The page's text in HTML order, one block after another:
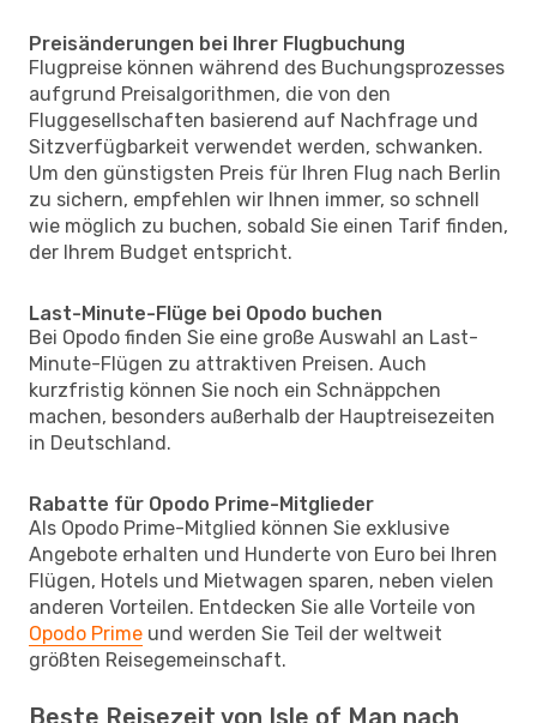
Preisänderungen bei Ihrer Flugbuchung
Flugpreise können während des Buchungsprozesses
aufgrund Preisalgorithmen, die von den
Fluggesellschaften basierend auf Nachfrage und
Sitzverfügbarkeit verwendet werden, schwanken.
Um den günstigsten Preis für Ihren Flug nach Berlin
zu sichern, empfehlen wir Ihnen immer, so schnell
wie möglich zu buchen, sobald Sie einen Tarif finden,
der Ihrem Budget entspricht.
Last-Minute-Flüge bei Opodo buchen
Bei Opodo finden Sie eine große Auswahl an Last-
Minute-Flügen zu attraktiven Preisen. Auch
kurzfristig können Sie noch ein Schnäppchen
machen, besonders außerhalb der Hauptreisezeiten
in Deutschland.
Rabatte für Opodo Prime-Mitglieder
Als Opodo Prime-Mitglied können Sie exklusive
Angebote erhalten und Hunderte von Euro bei Ihren
Flügen, Hotels und Mietwagen sparen, neben vielen
anderen Vorteilen. Entdecken Sie alle Vorteile von
Opodo Prime und werden Sie Teil der weltweit
größten Reisegemeinschaft.
Beste Reisezeit von Isle of Man nach